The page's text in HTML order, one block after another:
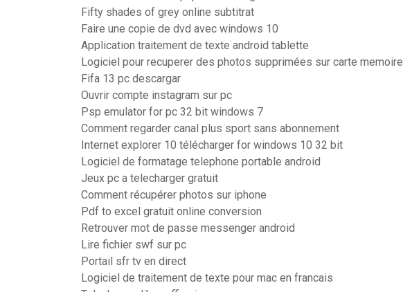
Fifty shades of grey online subtitrat
Faire une copie de dvd avec windows 10
Application traitement de texte android tablette
Logiciel pour recuperer des photos supprimées sur carte memoire
Fifa 13 pc descargar
Ouvrir compte instagram sur pc
Psp emulator for pc 32 bit windows 7
Comment regarder canal plus sport sans abonnement
Internet explorer 10 télécharger for windows 10 32 bit
Logiciel de formatage telephone portable android
Jeux pc a telecharger gratuit
Comment récupérer photos sur iphone
Pdf to excel gratuit online conversion
Retrouver mot de passe messenger android
Lire fichier swf sur pc
Portail sfr tv en direct
Logiciel de traitement de texte pour mac en francais